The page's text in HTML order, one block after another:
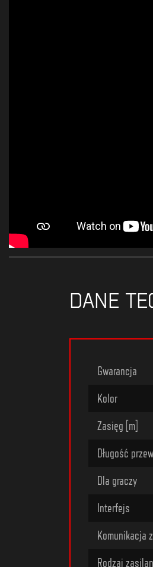
DANE
Gwarancja
Kolor
Zasięg [m]
Długość
Dla graczy
Interfejs
Komunikacja
Rodzaj